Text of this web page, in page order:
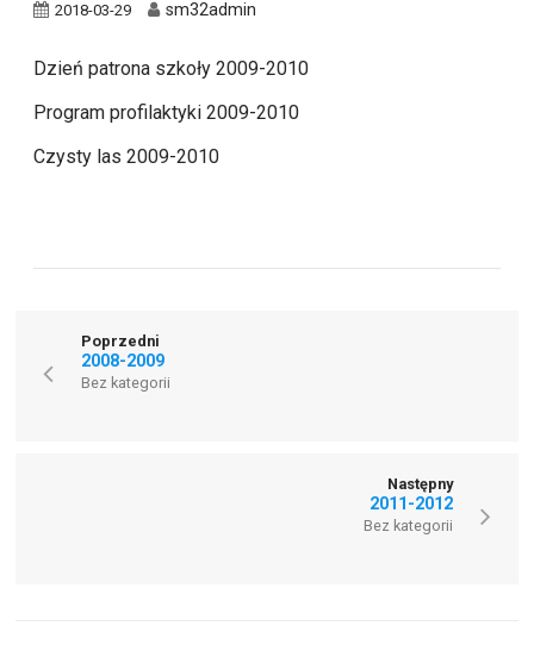
2018-03-29 sm32admin
Dzień patrona szkoły 2009-2010
Program profilaktyki 2009-2010
Czysty las 2009-2010
Poprzedni
2008-2009
Bez kategorii
Następny
2011-2012
Bez kategorii